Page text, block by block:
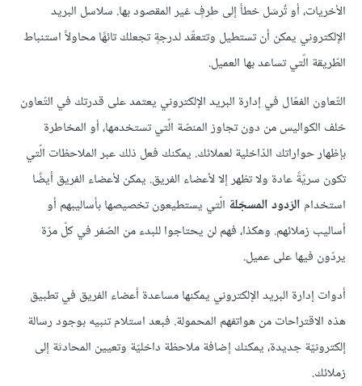
الأخريات، أو تٌرسَل خطأ إلى طرفٍ غير المقصود بها. سلاسل البريد
الإلكتروني يمكن أن تستطيل وتتعقّد لدرجةٍ تجعلك تائهًا محاولاً استنباط
الطّريقة الّتي تساعد بها العميل.
التّعاون الفعّال في إدارة البريد الإلكتروني يعتمد على قدرتك في التّعاون
خلف الكواليس من دون تجاوز المنصّة الّتي تستخدمها، أو المخاطرة
بإظهار حواراتك الدّاخلية لعملائك. يمكنك فعل ذلك عبر الملاحظات الّتي
تكون سريّةً عادة ولا تظهر إلا لأعضاء الفريق. يمكن لأعضاء الفريق أيضًا
استخدام الرّدود المسجّلة الّتي يستطيعون تخصيصها بأساليبهم أو
أساليب زملائهم. وهكذا، فهم لن يحتاجوا للبدء من الصّفر في كلّ مرّة
يردّون فيها على عميل.
أدوات إدارة البريد الإلكتروني يمكنها مساعدة أعضاء الفريق في تطبيق
هذه الاقتراحات من هواتفهم المحمولة. فبعد استلام تنبيه بوجود رسالة
إلكترونيّة جديدة، يمكنك إضافة ملاحظة داخليّة وتعيين المحادثة إلى
زملائك.